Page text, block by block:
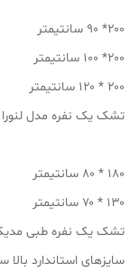
۲۰۰* ۹۰ سانتیمتر
۲۰۰* ۱۰۰ سانتیمتر
۲۰۰ * ۱۲۰ سانتیمتر
تشک یک نفره مدل
۱۸۰ * ۸۰ سانتیمتر
۱۳۰ * ۷۰ سانتیمتر
تشک یک نفره طبی
سایزهای استاندارد